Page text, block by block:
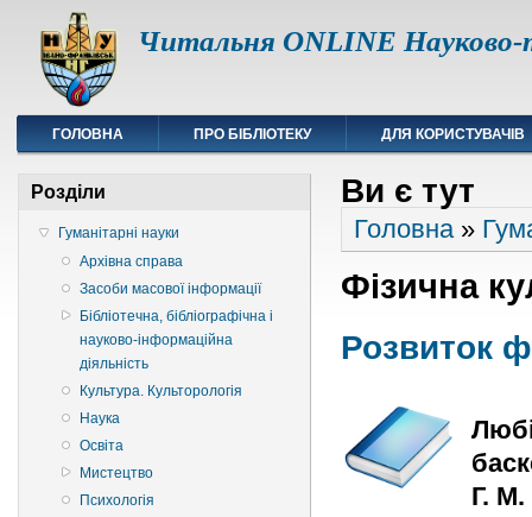
Читальня ONLINE Науково-
ГОЛОВНА ПРО БІБЛІОТЕКУ ДЛЯ КОРИСТУВАЧІВ
Розділи
Гуманітарні науки
Архівна справа
Засоби масової інформації
Бібліотечна, бібліографічна і
науково-інформаційна
діяльність
Культура. Культорологія
Наука
Освіта
Мистецтво
Психологія
Ви є тут
Головна»
Фізична
Розвиток
Г.